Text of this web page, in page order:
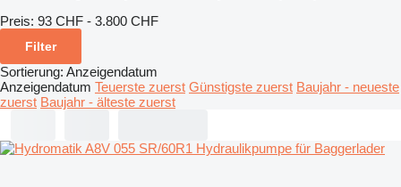
Preis: 93 CHF - 3.800 CHF
Filter
Sortierung: Anzeigendatum
Anzeigendatum Teuerste zuerst Günstigste zuerst Baujahr - neueste
zuerst Baujahr - älteste zuerst